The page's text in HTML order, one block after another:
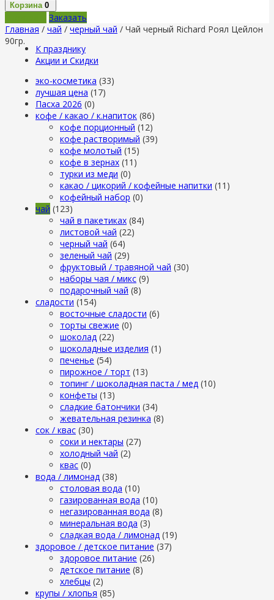
Корзина 0
Заказать
Главная / чай / черный чай / Чай черный Richard Роял Цейлон
90гр.
К празднику
Акции и Скидки
эко-косметика (33)
лучшая цена (17)
Пасха 2026 (0)
кофе / какао / к.напиток (86)
кофе порционный (12)
кофе растворимый (39)
кофе молотый (15)
кофе в зернах (11)
турки из меди (0)
какао / цикорий / кофейные напитки (11)
кофейный набор (0)
чай (123)
чай в пакетиках (84)
листовой чай (22)
черный чай (64)
зеленый чай (29)
фруктовый / травяной чай (30)
наборы чая / микс (9)
подарочный чай (8)
сладости (154)
восточные сладости (6)
торты свежие (0)
шоколад (22)
шоколадные изделия (1)
печенье (54)
пирожное / торт (13)
топинг / шоколадная паста / мед (10)
конфеты (13)
сладкие батончики (34)
жевательная резинка (8)
сок / квас (30)
соки и нектары (27)
холодный чай (2)
квас (0)
вода / лимонад (38)
столовая вода (10)
газированная вода (10)
негазированная вода (8)
минеральная вода (3)
сладкая вода / лимонад (19)
здоровое / детское питание (37)
здоровое питание (26)
детское питание (8)
хлебцы (2)
крупы / хлопья (85)